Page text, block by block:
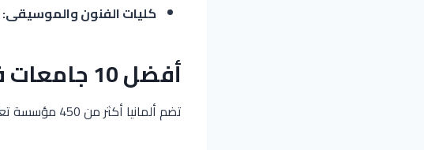
كليات الفنون والموسيقى:
أفضل 10 جامعات في ألمانيا لعام 2026:
تضم ألمانيا أكثر من 450 مؤسسة تعليم عالي، وإليك النخبة منها: